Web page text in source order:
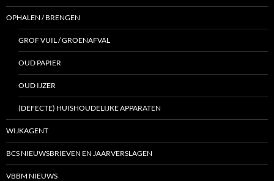
OPHALEN / BRENGEN
GROF VUIL / GROENAFVAL
OUD PAPIER
OUD IJZER
(DEFECTE) HUISHOUDELIJKE APPARATEN
WIJKAGENT
BCS NIEUWSBRIEVEN EN JAARVERSLAGEN
VBBM NIEUWS